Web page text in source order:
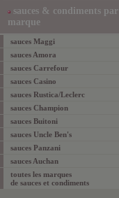
sauces & condiments par
marque
sauces Maggi
sauces Amora
sauces Carrefour
sauces Casino
sauces Rustica/Leclerc
sauces Champion
sauces Buitoni
sauces Uncle Ben's
sauces Panzani
sauces Auchan
toutes les marques
de sauces et condiments